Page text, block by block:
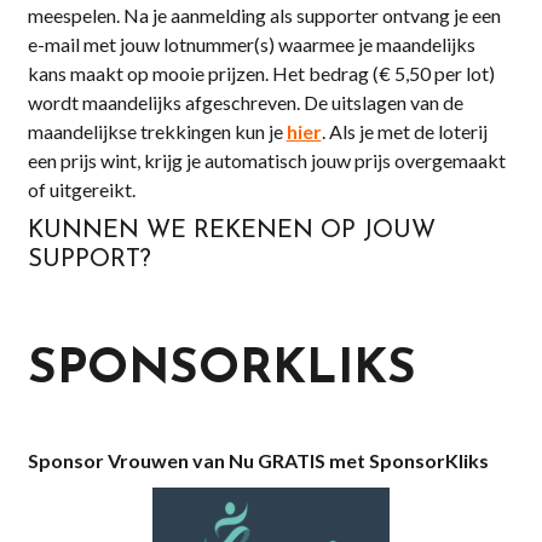
meespelen. Na je aanmelding als supporter ontvang je een
e-mail met jouw lotnummer(s) waarmee je maandelijks
kans maakt op mooie prijzen. Het bedrag (€ 5,50 per lot)
wordt maandelijks afgeschreven. De uitslagen van de
maandelijkse trekkingen kun je hier. Als je met de loterij
een prijs wint, krijg je automatisch jouw prijs overgemaakt
of uitgereikt.
KUNNEN WE REKENEN OP JOUW
SUPPORT?
SPONSORKLIKS
Sponsor Vrouwen van Nu GRATIS met SponsorKliks